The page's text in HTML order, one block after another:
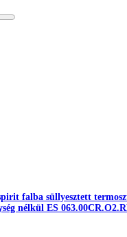
falba süllyesztett
nélkül ES